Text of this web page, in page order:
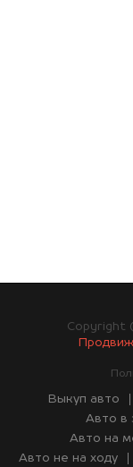
Copyright
Выкуп авто
Авто в
Авто на
Авто не на ходу